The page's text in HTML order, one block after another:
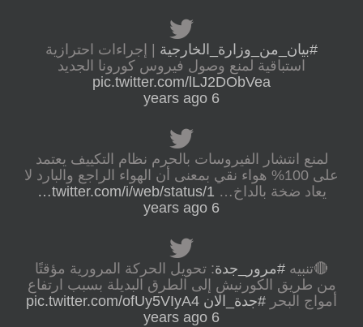
#بيان_من_وزارة_الخارجية | إجراءات احترازية
استباقية لمنع وصول فيروس كورونا الجديد
pic.twitter.com/lLJ2DObVea
6 years ago
لمنع انتشار الفيروسات بالحرم نظام التكييف يعتمد
على 100% هواء نقي بمعنى أن الهواء الراجع والبارد لا
يعاد ضخة بالداخ… twitter.com/i/web/status/1…
6 years ago
🔴تنبيه #مرور_جدة: تحويل الحركة المرورية مؤقتًا
من طريق الكورنيش إلى الطرق البديلة بسبب ارتفاع
أمواج البحر #جدة_الان pic.twitter.com/ofUy5VIyA4
6 years ago